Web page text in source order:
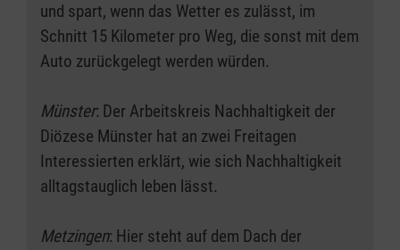
und spart, wenn das Wetter es zulässt, im
Schnitt 15 Kilometer pro Weg, die sonst mit dem
Auto zurückgelegt werden würden.
Münster: Der Arbeitskreis Nachhaltigkeit der
Diözese Münster hat an zwei Freitagen
Interessierten erklärt, wie sich Nachhaltigkeit
alltagstauglich leben lässt.
Metzingen: Hier steht auf dem Dach der